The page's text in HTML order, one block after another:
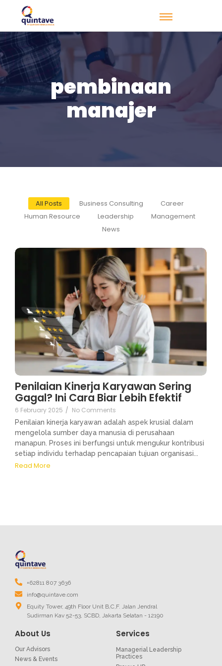
pembinaan
manajer
All Posts Business Consulting
Career
Human Resource
Leadership
Management
News
Penilaian Kinerja Karyawan Sering
Gagal? Ini Cara Biar Lebih Efektif
6 February 2025 / No Comments
Penilaian kinerja karyawan adalah aspek krusial dalam
mengelola sumber daya manusia di perusahaan
manapun. Proses ini berfungsi untuk mengukur kontribusi
setiap individu terhadap pencapaian tujuan organisasi...
Read More
+62811 807 3636
info@quintave.com
Equity Tower, 49th Floor Unit B,C,F. Jalan Jendral
Sudirman Kav 52-53, SCBD, Jakarta Selatan - 12190
About Us
Our Advisors
News & Events
Services
Managerial Leadership
Practices